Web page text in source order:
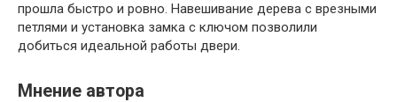
прошла быстро и ровно. Навешивание дерева с врезными
петлями и установка замка с ключом позволили
добиться идеальной работы двери.
Мнение автора